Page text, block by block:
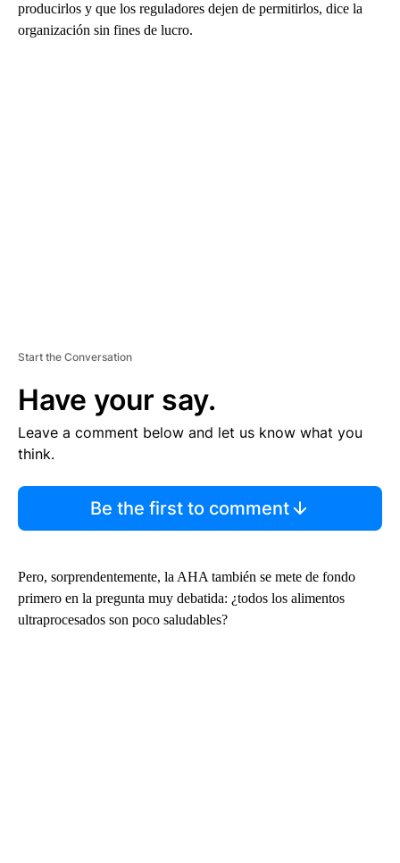
producirlos y que los reguladores dejen de permitirlos, dice la
organización sin fines de lucro.
Start the Conversation
Have your say.
Leave a comment below and let us know what you
think.
Be the first to comment
Pero, sorprendentemente, la AHA también se mete de fondo
primero en la pregunta muy debatida: ¿todos los alimentos
ultraprocesados son poco saludables?